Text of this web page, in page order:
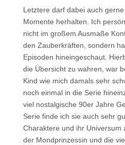
Letztere darf dabei auch
Momente herhalten. Ich
nicht im großem Ausmaße
den Zauberkräften, sondern
Episoden hineingeschaut.
die Übersicht zu wahren, war
Kind wie mich damals sehr
noch einmal in die Serie
viel nostalgische 90er Jahre
Serie finde ich sie auch sehr
Charaktere und ihr Universum
der Mondprinzessin und die